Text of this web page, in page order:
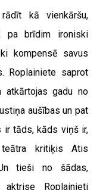
kā vienkāršu,
pa brīdim ironiski
kompensē savus
Roplainiete saprot
atkārtojas gadu no
aušības un pat
ir tāds, kāds viņš ir,
kritiķis Atis
tieši no šādas,
Roplainieti